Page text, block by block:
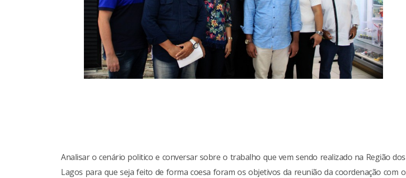
Analisar o cenário politico e conversar sobre o trabalho que vem sendo realizado na Região dos
Lagos para que seja feito de forma coesa foram os objetivos da reunião da coordenação com o